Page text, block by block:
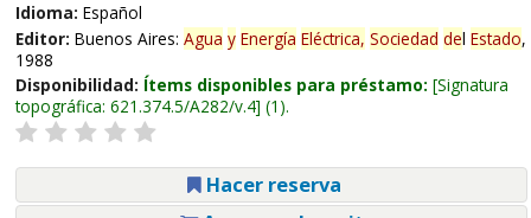
Idioma: Español
Editor: Buenos Aires: Agua y Energía Eléctrica, Sociedad del Estado,
1988
Disponibilidad: Ítems disponibles para préstamo: Signatura
topográfica: 621.374.5/A282/v.4 (1).
Hacer reserva